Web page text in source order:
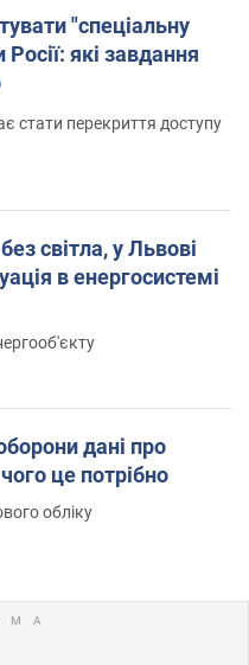
"спеціальну
які завдання
стати перекриття доступу
світла, у Львові
в енергосистемі
дані про
це потрібно
обліку